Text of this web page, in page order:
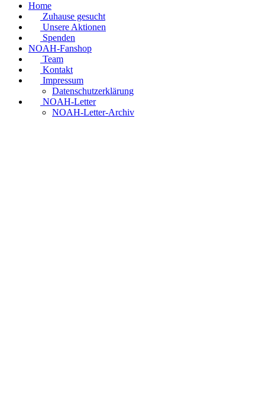
Home
Zuhause gesucht
Unsere Aktionen
Spenden
NOAH-Fanshop
Team
Kontakt
Impressum
Datenschutzerklärung
NOAH-Letter
NOAH-Letter-Archiv